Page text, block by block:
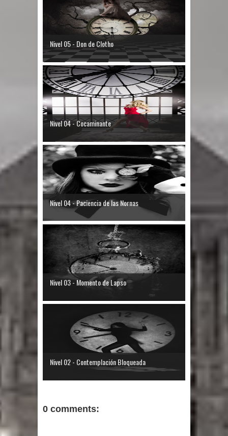
Nivel 05 - Don de Clotho
Nivel 04 - Cocaminante
Nivel 04 - Paciencia de las Nornas
Nivel 03 - Momento de Lapso
Nivel 02 - Contemplación Bloqueada
0 comments: